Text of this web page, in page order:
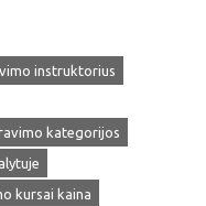
instruktorius
kategorijos
kursai kaina